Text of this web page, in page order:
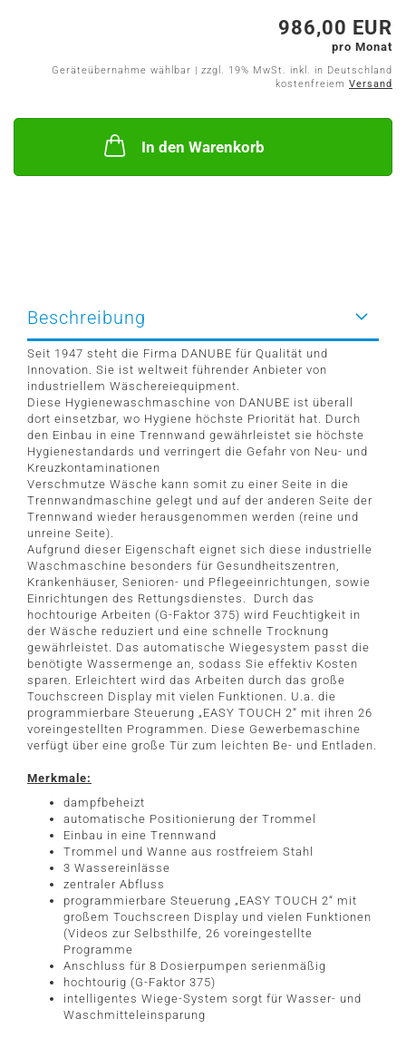
986,00 EUR
pro Monat
Geräteübernahme wählbar | zzgl. 19% MwSt. inkl. in Deutschland
kostenfreiem Versand
In den Warenkorb
Beschreibung
Seit 1947 steht die Firma DANUBE für Qualität und
Innovation. Sie ist weltweit führender Anbieter von
industriellem Wäschereiequipment.
Diese Hygienewaschmaschine von DANUBE ist überall
dort einsetzbar, wo Hygiene höchste Priorität hat. Durch
den Einbau in eine Trennwand gewährleistet sie höchste
Hygienestandards und verringert die Gefahr von Neu- und
Kreuzkontaminationen
Verschmutze Wäsche kann somit zu einer Seite in die
Trennwandmaschine gelegt und auf der anderen Seite der
Trennwand wieder herausgenommen werden (reine und
unreine Seite).
Aufgrund dieser Eigenschaft eignet sich diese industrielle
Waschmaschine besonders für Gesundheitszentren,
Krankenhäuser, Senioren- und Pflegeeinrichtungen, sowie
Einrichtungen des Rettungsdienstes. Durch das
hochtourige Arbeiten (G-Faktor 375) wird Feuchtigkeit in
der Wäsche reduziert und eine schnelle Trocknung
gewährleistet. Das automatische Wiegesystem passt die
benötigte Wassermenge an, sodass Sie effektiv Kosten
sparen. Erleichtert wird das Arbeiten durch das große
Touchscreen Display mit vielen Funktionen. U.a. die
programmierbare Steuerung „EASY TOUCH 2“ mit ihren 26
voreingestellten Programmen. Diese Gewerbemaschine
verfügt über eine große Tür zum leichten Be- und Entladen.
Merkmale:
dampfbeheizt
automatische Positionierung der Trommel
Einbau in eine Trennwand
Trommel und Wanne aus rostfreiem Stahl
3 Wassereinlässe
zentraler Abfluss
programmierbare Steuerung „EASY TOUCH 2“ mit
großem Touchscreen Display und vielen Funktionen
(Videos zur Selbsthilfe, 26 voreingestellte
Programme
Anschluss für 8 Dosierpumpen serienmäßig
hochtourig (G-Faktor 375)
intelligentes Wiege-System sorgt für Wasser- und
Waschmitteleinsparung